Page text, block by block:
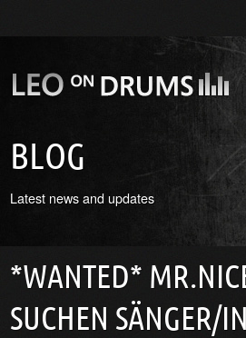
BLOG
Latest news and updates
*WANTED*
SUCHEN SÄNGER/